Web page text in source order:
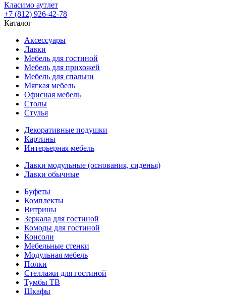
Класимо аутлет
+7 (812) 926-42-78
Каталог
Аксессуары
Лавки
Мебель для гостиной
Мебель для прихожей
Мебель для спальни
Мягкая мебель
Офисная мебель
Столы
Стулья
Декоративные подушки
Картины
Интерьерная мебель
Лавки модульные (основания, сиденья)
Лавки обычные
Буфеты
Комплекты
Витрины
Зеркала для гостиной
Комоды для гостиной
Консоли
Мебельные стенки
Модульная мебель
Полки
Стеллажи для гостиной
Тумбы ТВ
Шкафы